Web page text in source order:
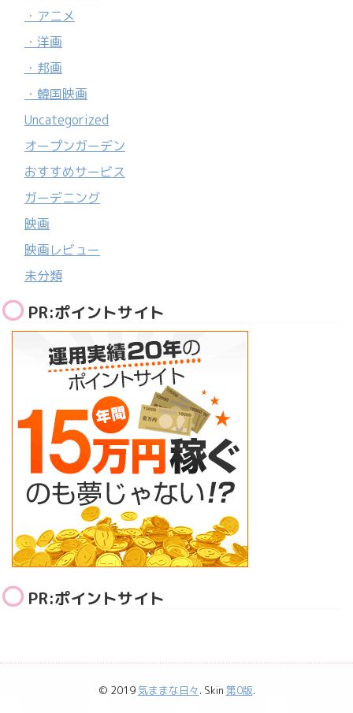
・アニメ
・洋画
・邦画
・韓国映画
Uncategorized
オープンガーデン
おすすめサービス
ガーデニング
映画
映画レビュー
未分類
PR:ポイントサイト
PR:ポイントサイト
© 2019 気ままな日々. Skin 第0版.